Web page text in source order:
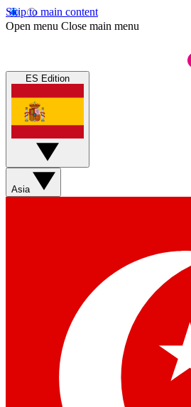
Skip to main content
Open menu Close main menu
ES Edition
Asia